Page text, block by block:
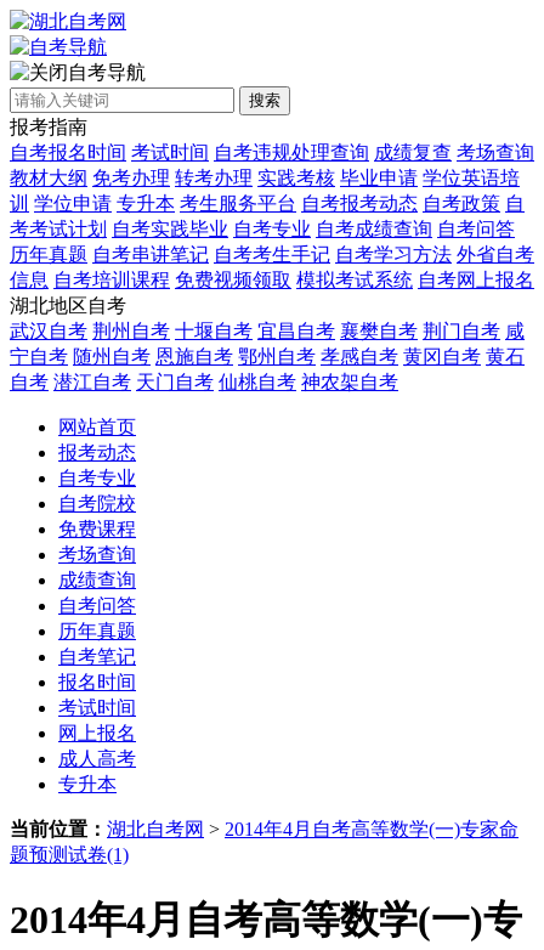
自考导航
搜索
报考指南
自考报名时间 考试时间 自考违规处理查询 成绩复查 考场查询
教材大纲 免考办理 转考办理 实践考核 毕业申请 学位英语培
训 学位申请 专升本 考生服务平台 自考报考动态 自考政策 自
考考试计划 自考实践毕业 自考专业 自考成绩查询 自考问答
历年真题 自考串讲笔记 自考考生手记 自考学习方法 外省自考
信息 自考培训课程 免费视频领取 模拟考试系统 自考网上报名
湖北地区自考
武汉自考 荆州自考 十堰自考 宜昌自考 襄樊自考 荆门自考 咸
宁自考 随州自考 恩施自考 鄂州自考 孝感自考 黄冈自考 黄石
自考 潜江自考 天门自考 仙桃自考 神农架自考
网站首页
报考动态
自考专业
自考院校
免费课程
考场查询
成绩查询
自考问答
历年真题
自考笔记
报名时间
考试时间
网上报名
成人高考
专升本
当前位置： 湖北自考网 > 2014年4月自考高等数学(一)专家命
题预测试卷(1)
2014年4月自考高等数学(一)专